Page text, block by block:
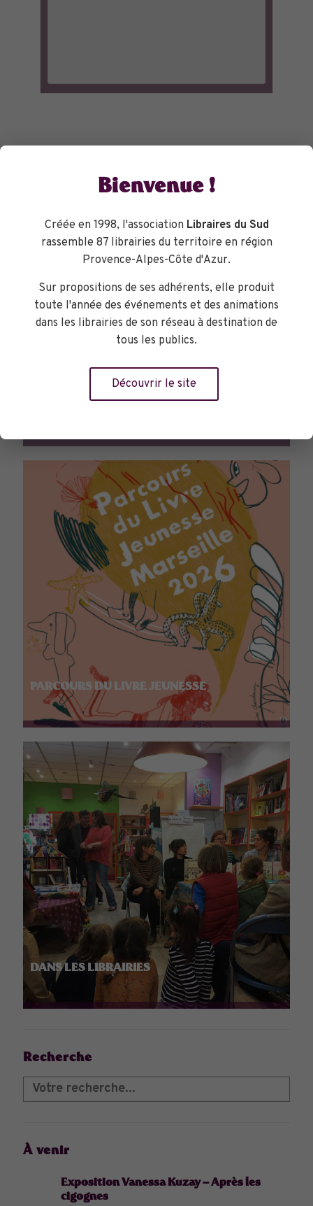
TOURNÉES GÉNÉRALES
PARCOURS DU LIVRE JEUNESSE
DANS LES LIBRAIRIES
Recherche
À venir
Exposition Vanessa Kuzay – Après les
cigognes
Bienvenue !
Créée en 1998, l'association Libraires du Sud
rassemble 87 librairies du territoire en région
Provence-Alpes-Côte d'Azur.
Sur propositions de ses adhérents, elle produit
toute l'année des événements et des animations
dans les librairies de son réseau à destination de
tous les publics.
Découvrir le site